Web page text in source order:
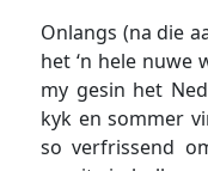
Onlangs (na die
het ‘n hele nuwe
my gesin het
kyk en sommer
so verfrissend